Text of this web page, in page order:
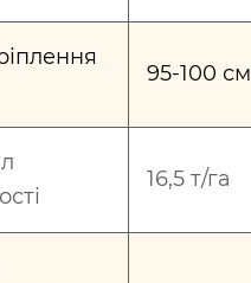
95-100 см
16,5 т/га